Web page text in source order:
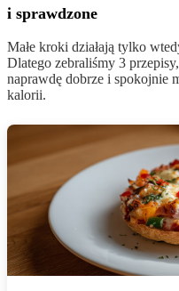
i sprawdzone
Małe kroki działają tylko
Dlatego zebraliśmy 3
naprawdę dobrze i spokojnie
kalorii.